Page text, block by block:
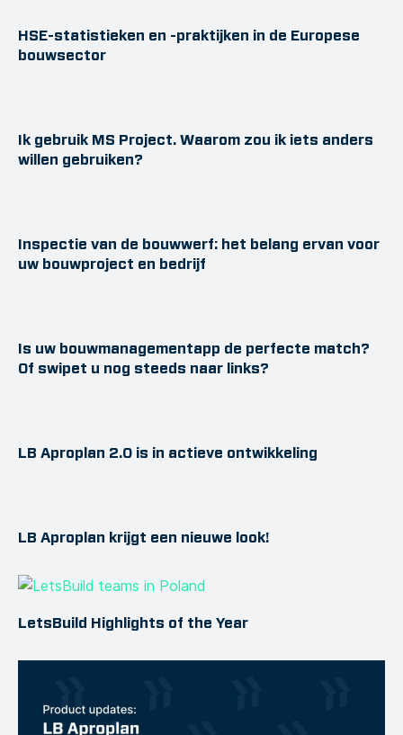
HSE-statistieken en -praktijken in de Europese
bouwsector
Ik gebruik MS Project. Waarom zou ik iets anders
willen gebruiken?
Inspectie van de bouwwerf: het belang ervan voor
uw bouwproject en bedrijf
Is uw bouwmanagementapp de perfecte match?
Of swipet u nog steeds naar links?
LB Aproplan 2.0 is in actieve ontwikkeling
LB Aproplan krijgt een nieuwe look!
LetsBuild Highlights of the Year